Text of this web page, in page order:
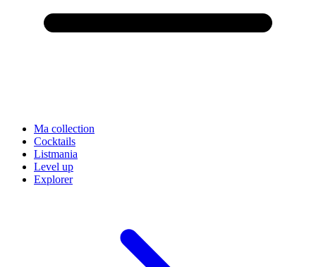
Ma collection
Cocktails
Listmania
Level up
Explorer